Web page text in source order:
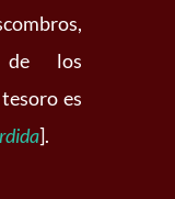
de los
es
].